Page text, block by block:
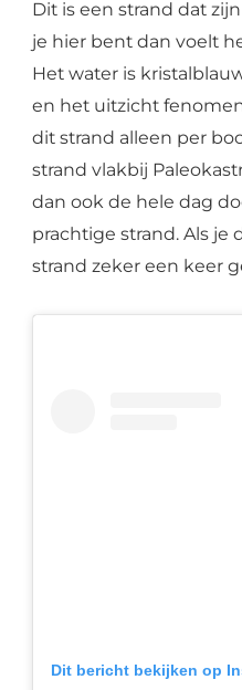
Dit is een strand dat
je hier bent dan voelt
Het water is
en het uitzicht
dit strand alleen per
strand vlakbij
dan ook de hele dag
prachtige strand. Als je
strand zeker een keer
Dit bericht bekijken op